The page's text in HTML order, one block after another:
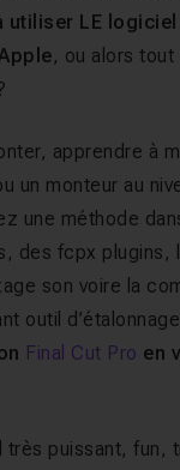
utiliser LE
, ou alors
apprendre à
un monteur au
une méthode
des fcpx plugins,
son voire la
outil
Final Cut Pro en
très puissant, fun,